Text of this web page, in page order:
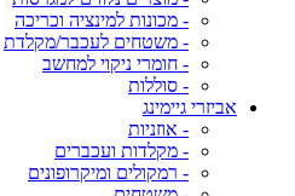
- מכונות למינציה וכריכה
- משטחים לעכבר/מקלדת
- חומרי ניקוי למחשב
- סוללות
אביזרי גיימינג
- אוזניות
- מקלדות ועכברים
- רמקולים ומיקרופונים